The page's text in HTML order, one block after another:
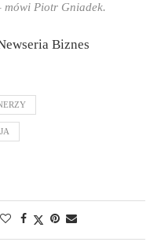
mówi Piotr Gniadek.
Biznes